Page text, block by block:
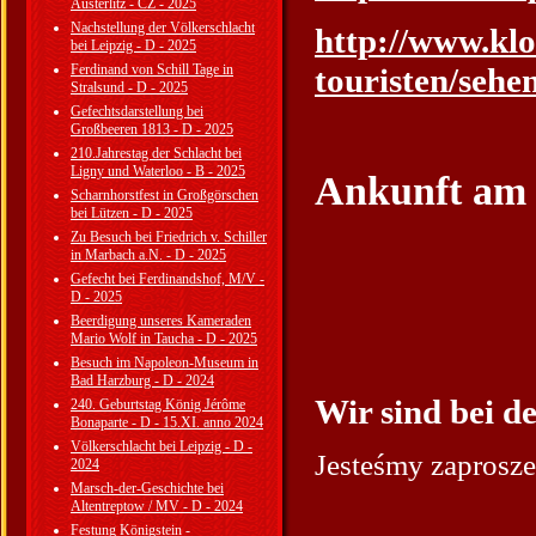
Austerlitz - CZ - 2025
Nachstellung der Völkerschlacht
bei Leipzig - D - 2025
Ferdinand von Schill Tage in
Stralsund - D - 2025
Gefechtsdarstellung bei
Großbeeren 1813 - D - 2025
210.Jahrestag der Schlacht bei
Ligny und Waterloo - B - 2025
Scharnhorstfest in Großgörschen
bei Lützen - D - 2025
Zu Besuch bei Friedrich v. Schiller
in Marbach a.N. - D - 2025
Gefecht bei Ferdinandshof, M/V -
D - 2025
Beerdigung unseres Kameraden
Mario Wolf in Taucha - D - 2025
Besuch im Napoleon-Museum in
Bad Harzburg - D - 2024
240. Geburtstag König Jérôme
Bonaparte - D - 15.XI. anno 2024
Völkerschlacht bei Leipzig - D -
2024
Marsch-der-Geschichte bei
Altentreptow / MV - D - 2024
Festung Königstein -
http://
touristen/
Ankunft am
Wir sind bei
Jesteśmy